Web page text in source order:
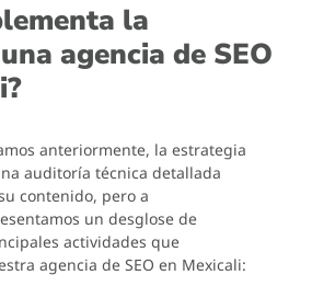
la
agencia de SEO
anteriormente, la estrategia
auditoría técnica detallada
contenido, pero a
un desglose de
actividades que
agencia de SEO en Mexicali: